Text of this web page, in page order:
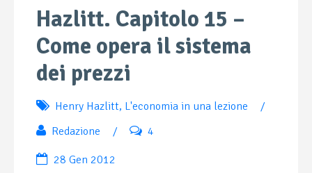
Hazlitt. Capitolo 15 –
Come opera il sistema
dei prezzi
Henry Hazlitt, L'economia in una lezione
/
Redazione
/ 4
28 Gen 2012